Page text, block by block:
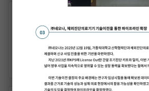
연구실 창립 20주년 홈커밍 데이 행사
READ MORE